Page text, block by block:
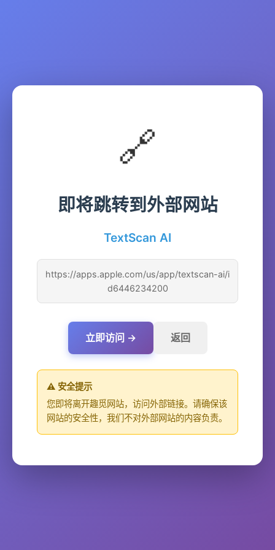
🔗
即将跳转到外部网站
TextScan AI
https://apps.apple.com/us/app/textscan-ai/i
d6446234200
立即访问 → 返回
⚠️ 安全提示
您即将离开趣觅网站，访问外部链接。请确保该
网站的安全性，我们不对外部网站的内容负责。